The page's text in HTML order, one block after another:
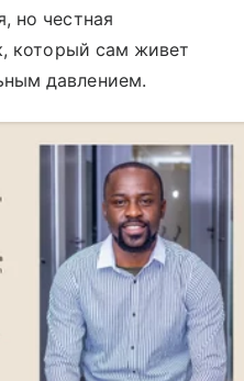
но честная
который сам живет
давлением.